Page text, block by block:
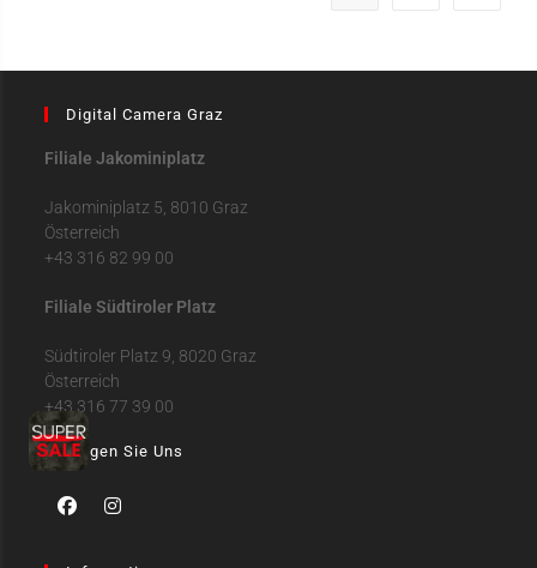
Digital Camera Graz
Filiale Jakominiplatz
Jakominiplatz 5, 8010 Graz
Österreich
+43 316 82 99 00
Filiale Südtiroler Platz
Südtiroler Platz 9, 8020 Graz
Österreich
+43 316 77 39 00
Folgen Sie Uns